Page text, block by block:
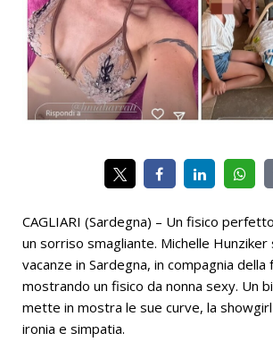
CAGLIARI (Sardegna) – Un fisico
un sorriso smagliante. Michelle
vacanze in Sardegna, in compagnia della
mostrando un fisico da nonna sexy. Un
mette in mostra le sue curve, la
ironia e simpatia.